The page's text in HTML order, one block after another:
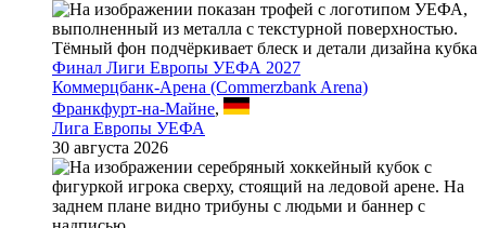
Финал Лиги Европы УЕФА 2027
Коммерцбанк-Арена (Commerzbank Arena)
Франкфурт-на-Майне,
Лига Европы УЕФА
30 августа 2026